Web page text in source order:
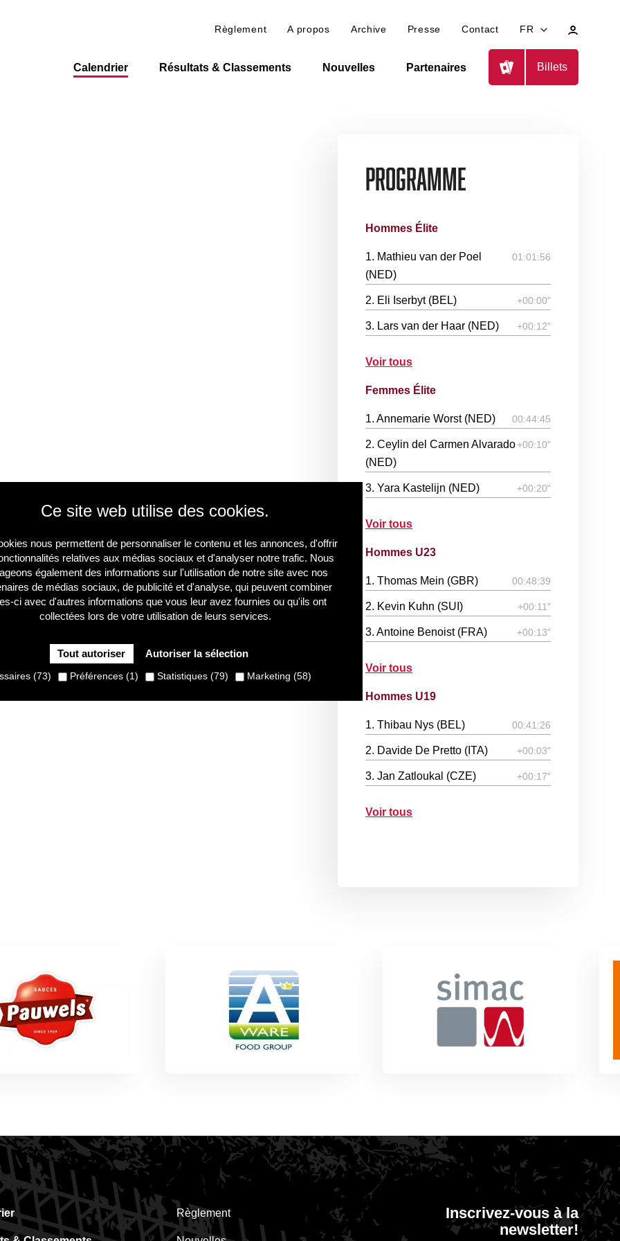
Ce site web utilise des cookies.
nous permettent de personnaliser le contenu et les annonces, d'offrir
relatives aux médias sociaux et d'analyser notre trafic. Nous
également des informations sur l'utilisation de notre site avec nos
de médias sociaux, de publicité et d'analyse, qui peuvent combiner
ci avec d'autres informations que vous leur avez fournies ou qu'ils ont
collectées lors de votre utilisation de leurs services.
Tout autoriser Autoriser la sélection
(73) Préférences (1) Statistiques (79) Marketing (58)
Règlement A propos Archive Presse Contact FR
Calendrier Résultats & Classements Nouvelles Partenaires Billets
Programme
Hommes Élite
1. Mathieu van der Poel
(NED)
01:01:56
2. Eli Iserbyt (BEL) +00:00"
3. Lars van der Haar (NED) +00:12"
Voir tous
Femmes Élite
1. Annemarie Worst (NED) 00:44:45
2. Ceylin del Carmen Alvarado
(NED)
+00:10"
3. Yara Kastelijn (NED) +00:20"
Voir tous
Hommes U23
1. Thomas Mein (GBR) 00:48:39
2. Kevin Kuhn (SUI) +00:11"
3. Antoine Benoist (FRA) +00:13"
Voir tous
Hommes U19
1. Thibau Nys (BEL) 00:41:26
2. Davide De Pretto (ITA) +00:03"
3. Jan Zatloukal (CZE) +00:17"
Voir tous
Règlement
Inscrivez-vous à la
newsletter!